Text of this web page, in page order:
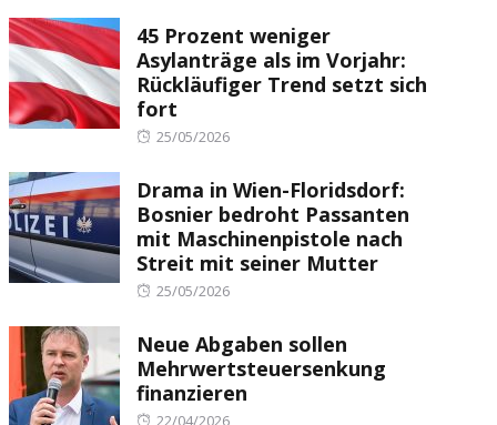
45 Prozent weniger
Asylanträge als im Vorjahr:
Rückläufiger Trend setzt sich
fort
Posted
25/05/2026
Drama in Wien-Floridsdorf:
Bosnier bedroht Passanten
mit Maschinenpistole nach
Streit mit seiner Mutter
Posted
25/05/2026
Neue Abgaben sollen
Mehrwertsteuersenkung
finanzieren
Posted
22/04/2026